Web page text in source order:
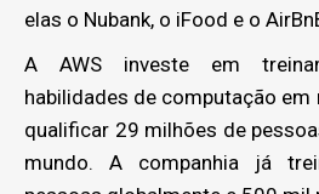
elas o Nubank, o iFood e o
A AWS investe em
habilidades de computação em
qualificar 29 milhões de
mundo. A companhia já